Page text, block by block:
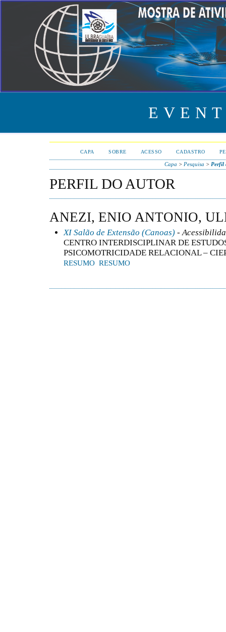
CAPA SOBRE ACESSO CADASTRO
Capa > Pesquisa > Perfil
PERFIL DO AUTOR
ANEZI, ENIO ANTONIO,
XI Salão de Extensão (Canoas) -
CENTRO INTERDISCIPLINAR DE
PSICOMOTRICIDADE RELACIONAL –
RESUMO RESUMO